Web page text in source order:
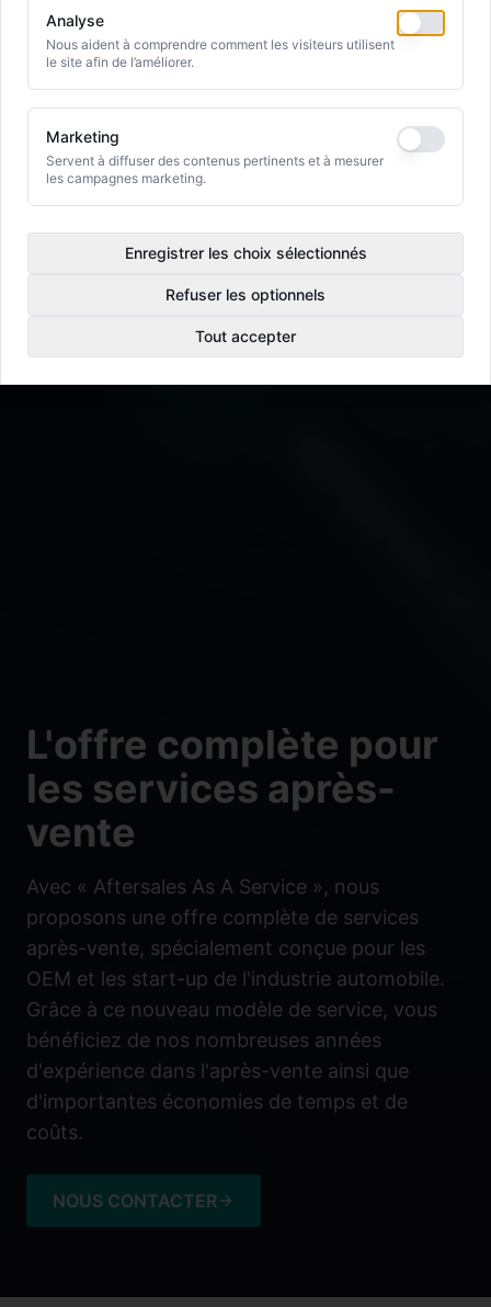
L'offre complète pour
les services après-
vente
Avec « Aftersales As A Service », nous
proposons une offre complète de services
après-vente, spécialement conçue pour les
OEM et les start-up de l'industrie automobile.
Grâce à ce nouveau modèle de service, vous
bénéficiez de nos nombreuses années
d'expérience dans l'après-vente ainsi que
d'importantes économies de temps et de
coûts.
NOUS CONTACTER
Analyse
Nous aident à comprendre comment les visiteurs utilisent
le site afin de l’améliorer.
Marketing
Servent à diffuser des contenus pertinents et à mesurer
les campagnes marketing.
Enregistrer les choix sélectionnés
Refuser les optionnels
Tout accepter